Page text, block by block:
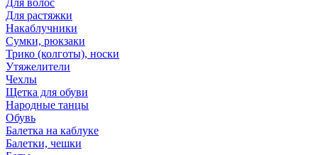
Для волос
Для растяжки
Накаблучники
Сумки, рюкзаки
Трико (колготы), носки
Утяжелители
Чехлы
Щетка для обуви
Народные танцы
Обувь
Балетка на каблуке
Балетки, чешки